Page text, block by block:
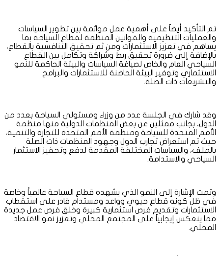
تم التأكيد أيضاً على أهمية عمل موائمة بين تطوير السياسات
والعمليات التنظيمية والقوانين المنظمة لقطاع السياحة بما
يساهم في تعزيز الاستثمارات ومن ثم تحقيق التنافسية بالقطاع،
بالإضافة إلى ضرورة تحقيق ربط وشراكة وتكامل بين القطاع
السياحي العام والخاص لصياغة السياسات والبيئة الحاكمة للنمو
الاستثماري وتوفير البيئة الحاضنة للاستثمارات والبرامج
والتشريعات ذات الصلة.
وقد شارك في الجلسة عدد من وزراء ومسئولي السياحة بعدد من
الدول، بجانب ممثلين عن بعض المنظمات الدولية منها منظمة
الأمم المتحدة للسياحة ومنظمة الأمم المتحدة للتجارة والتنمية،
حيث تم استعراض تجارب الدول وجهود المنظمات ذات الصلة
بالملف، والسياسات المختلفة المقدمة لدفع وتحفيز الاستثمار
السياحي والاستدامة.
وتمت الإشارة إلى النمو الذي يشهده قطاع السياحة عالمياً وخاصة
في ظل كونه قطاع حيوي وواعد ومستدام قادر على استقطاب
الاستثمارات وتقديم فرص استثمارية كبيرة وخلق فرص عمل جديدة
مما ينعكس إيجابياً على المجتمع المحلي وتعزيز نمو الاقتصاد
المحلي.